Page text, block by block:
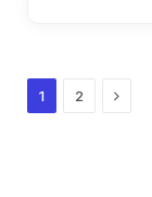
1 2 Next